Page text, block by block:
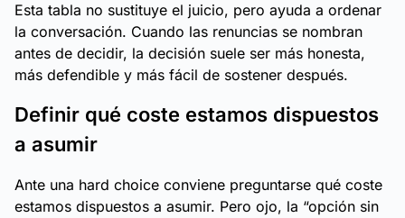
Esta tabla no sustituye el juicio, pero ayuda a ordenar
la conversación. Cuando las renuncias se nombran
antes de decidir, la decisión suele ser más honesta,
más defendible y más fácil de sostener después.
Definir qué coste estamos dispuestos
a asumir
Ante una hard choice conviene preguntarse qué coste
estamos dispuestos a asumir. Pero ojo, la “opción sin